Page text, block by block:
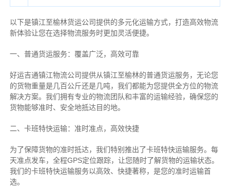
以下是镇江至榆林货运公司提供的多元化运输方式，打造高效物流
新体验让您在选择物流服务时更加灵活便捷。
一、普通货运服务：覆盖广泛，高效可靠
好运吉通镇江物流公司提供从镇江至榆林的普通货运服务，无论您
的货物重量是几百公斤还是几吨，我们都能为您提供全方位的物流
解决方案。我们拥有专业的物流团队和丰富的运输经验，确保您的
货物能够准时、安全地抵达目的地。
二、卡班特快运输：准时准点，高效快捷
为了保障货物的准时抵达，我们特别推出了卡班特快运输服务。每
天准点发车，全程GPS定位跟踪，让您随时了解货物的运输状态。
我们的卡班特快运输服务以高效、快捷著称，是您的准时运输首
选。